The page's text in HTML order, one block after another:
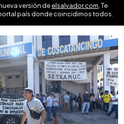
versión deelsalvador.com . Te
país donde coincidimos todos.